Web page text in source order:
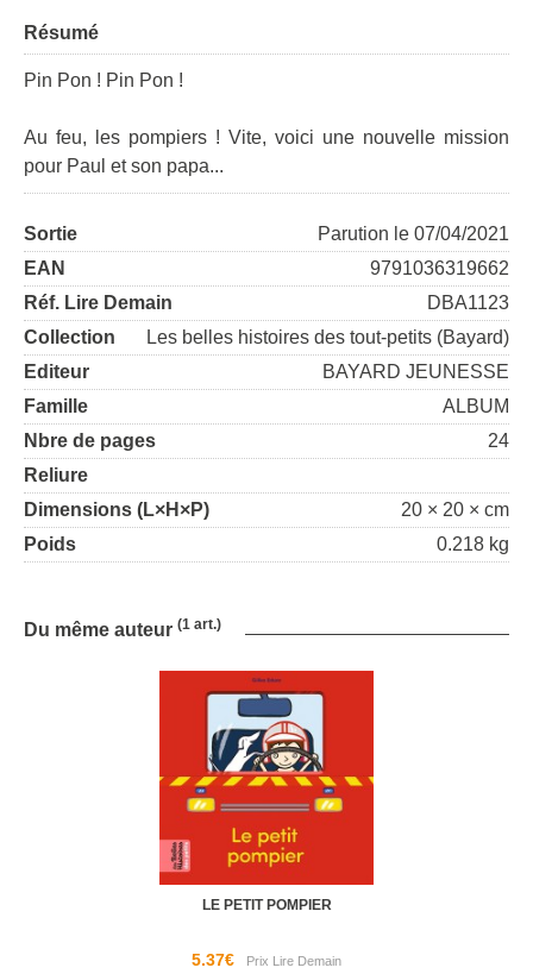
Résumé
Pin Pon ! Pin Pon !
Au feu, les pompiers ! Vite, voici une nouvelle mission
pour Paul et son papa...
Sortie
Parution le 07/04/2021
EAN
9791036319662
Réf. Lire Demain
DBA1123
Collection
Les belles histoires des tout-petits (Bayard)
Editeur
BAYARD JEUNESSE
Famille
ALBUM
Nbre de pages
24
Reliure
Dimensions (L×H×P)
20 × 20 × cm
Poids
0.218 kg
Du même auteur (1 art.)
LE PETIT POMPIER
5.37€